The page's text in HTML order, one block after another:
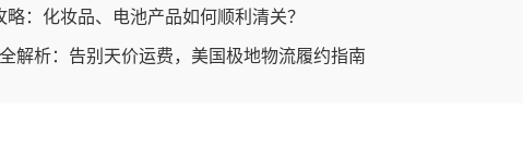
：化妆品、电池产品如何顺利清关？
解析：告别天价运费，美国极地物流履约指南